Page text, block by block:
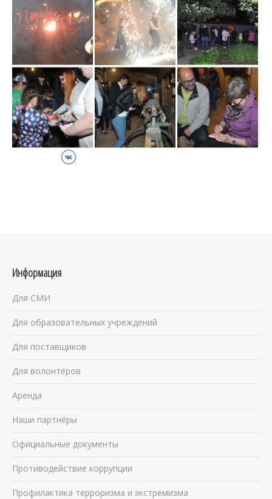
ВКонтакте
Информация
Для СМИ
Для образовательных учреждений
Для поставщиков
Для волонтёров
Аренда
Наши партнёры
Официальные документы
Противодействие коррупции
Профилактика терроризма и экстремизма